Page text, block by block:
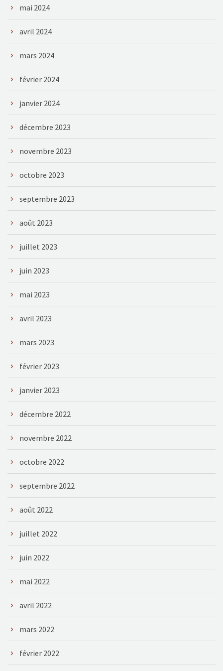
mai 2024
avril 2024
mars 2024
février 2024
janvier 2024
décembre 2023
novembre 2023
octobre 2023
septembre 2023
août 2023
juillet 2023
juin 2023
mai 2023
avril 2023
mars 2023
février 2023
janvier 2023
décembre 2022
novembre 2022
octobre 2022
septembre 2022
août 2022
juillet 2022
juin 2022
mai 2022
avril 2022
mars 2022
février 2022